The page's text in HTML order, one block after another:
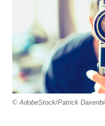
© AdobeStock/Patrick